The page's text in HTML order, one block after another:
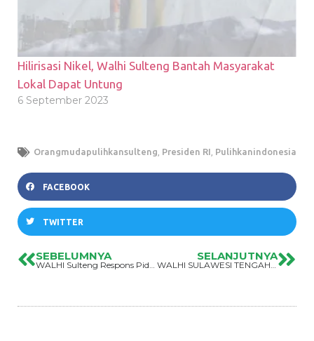
Hilirisasi Nikel, Walhi Sulteng Bantah Masyarakat
Lokal Dapat Untung
6 September 2023
Orangmudapulihkansulteng, Presiden RI, Pulihkanindonesia
FACEBOOK
TWITTER
SEBELUMNYA
WALHI Sulteng Respons Pidato Jokowi, Mendorong Hilirisasi Nikel Tanpa Keselamatan Rakyat Adalah Bentuk Penjajahan Industri
SELANJUTNYA
WALHI SULAWESI TENGAH GELAR PENDIDIKAN KEPEMIMPINAN TINGKAT I